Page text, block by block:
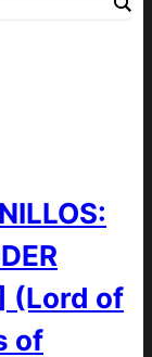
(Lord of
of